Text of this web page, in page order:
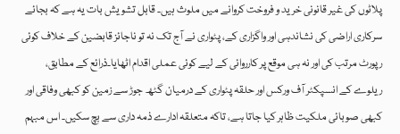
پلاٹوں کی غیر قانونی خرید و فروخت کروانے میں ملوث ہیں۔ قابل تشویش بات یہ ہے کہ بجائے
سرکاری اراضی کی نشاندہی اور واگزاری کے، پٹواری نے آج تک نہ تو ناجائز قابضین کے خلاف کوئی
رپورٹ مرتب کی اور نہ ہی موقع پر کارروائی کے لیے کوئی عملی اقدام اٹھایا۔ذرائع کے مطابق،
ریلوے کے انسپکٹر آف ورکس اور حلقہ پٹواری کے درمیان گٹھ جوڑ سے زمین کو کبھی وفاقی اور
کبھی صوبائی ملکیت ظاہر کیا جاتا ہے، تاکہ متعلقہ ادارے ذمہ داری سے بچ سکیں۔ اس مبہم